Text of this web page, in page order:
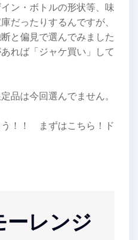
ン・ボトルの形状等、味
だったりするんですが、
と偏見で選んでみました
れば「ジャケ買い」して
品は今回選んでません。
！！ まずはこちら！ド
ーレンジ